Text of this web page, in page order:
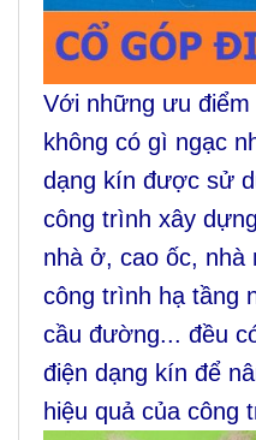
Với những ưu
không có gì ngạc
dạng kín được sử
công trình xây
nhà ở, cao ốc, nhà
công trình hạ tầng
cầu đường... đều
điện dạng kín để
hiệu quả của công